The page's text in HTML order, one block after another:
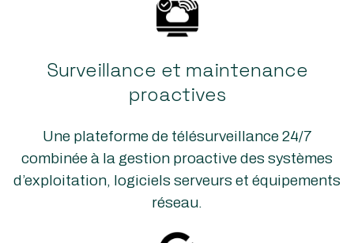
Surveillance et maintenance
proactives
Une plateforme de télésurveillance 24/7
combinée à la gestion proactive des systèmes
d’exploitation, logiciels serveurs et équipements
réseau.